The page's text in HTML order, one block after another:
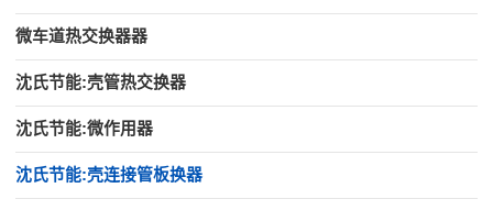
微车道热交换器器
沈氏节能:壳管热交换器
沈氏节能:微作用器
沈氏节能:壳连接管板换器